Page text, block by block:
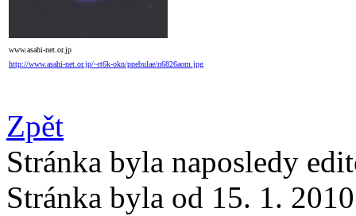
www.asahi-net.or.jp
http://www.asahi-net.or.jp/~rt6k-okn/pnebulae/n6826aom.jpg
Zpět
Stránka byla naposledy
Stránka byla od 15. 1.